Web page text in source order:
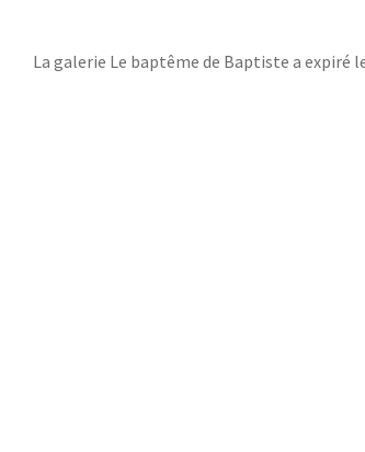
La galerie Le baptême de Baptiste a expiré